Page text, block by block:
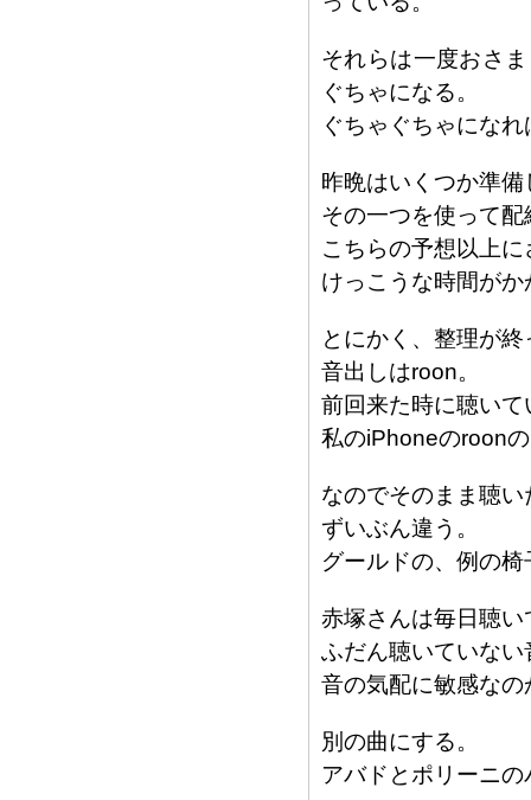
それらは一度おさ
ぐちゃになる。
ぐちゃぐちゃにな
昨晩はいくつか準
その一つを使って
こちらの予想以上
けっこうな時間がか
とにかく、整理が
音出しはroon。
前回来た時に聴い
私のiPhoneのroon
なのでそのまま聴い
ずいぶん違う。
グールドの、例の
赤塚さんは毎日聴
ふだん聴いていな
音の気配に敏感な
別の曲にする。
アバドとポリーニ